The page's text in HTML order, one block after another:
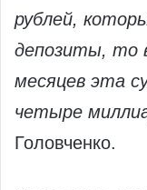
рублей,
депозиты, то
месяцев эта
четыре
Головченко.